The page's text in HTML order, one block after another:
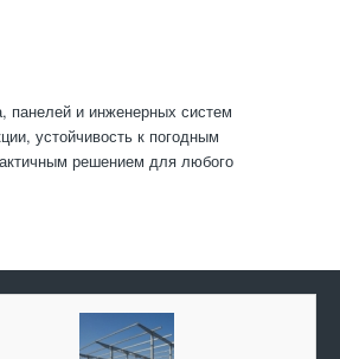
панелей и инженерных систем
устойчивость к погодным
решением для любого